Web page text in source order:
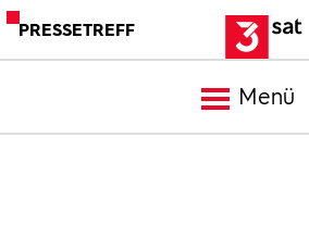
PRESSETREFF
Menü